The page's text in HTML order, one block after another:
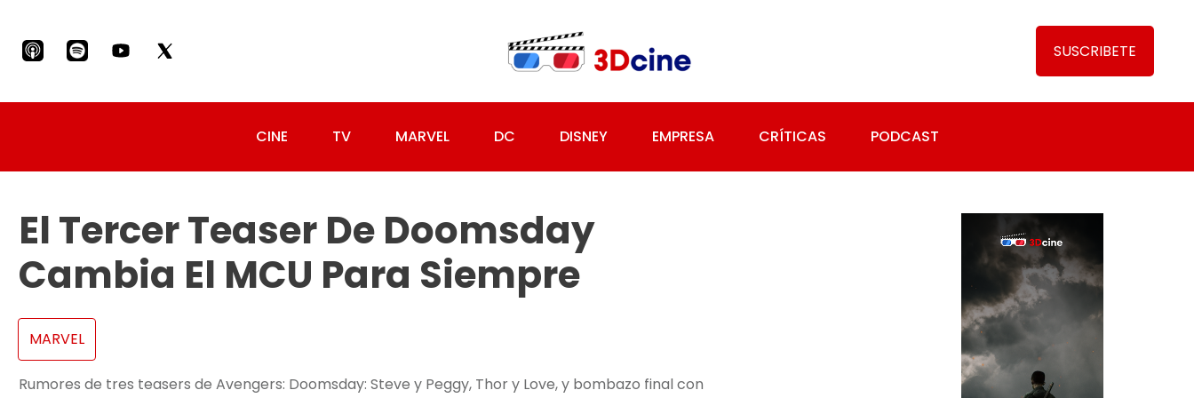
SUSCRIBETE
CINE TV MARVEL DC DISNEY EMPRESA CRÍTICAS PODCAST
El Tercer Teaser De Doomsday
Cambia El MCU Para Siempre
MARVEL
Rumores de tres teasers de Avengers: Doomsday: Steve y Peggy, Thor y Love, y bombazo final con